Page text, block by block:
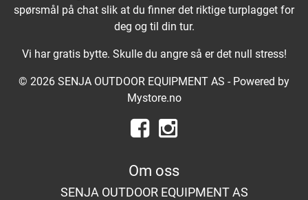
spørsmål på chat slik at du finner det riktige turplagget for
deg og til din tur.
Vi har gratis bytte. Skulle du angre så er det null stress!
© 2026 SENJA OUTDOOR EQUIPMENT AS - Powered by
Mystore.no
Om oss
SENJA OUTDOOR EQUIPMENT AS